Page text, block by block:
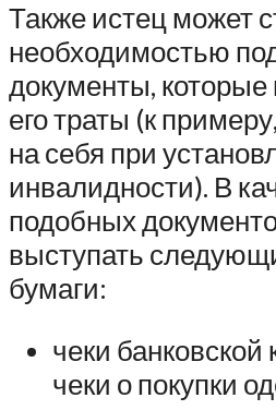
Также истец может
необходимостью
документы,
его траты (к
на себя при
инвалидности). В
подобных
выступать
бумаги:
чеки банковской
чеки о покупки